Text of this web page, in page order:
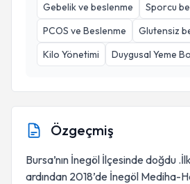
Gebelik ve beslenme
Sporcu
PCOS ve Beslenme
Glutensiz
Kilo Yönetimi
Duygusal Yeme
Özgeçmiş
Bursa’nın İnegöl İlçesinde doğdu
ardından 2018’de İnegöl Mediha-